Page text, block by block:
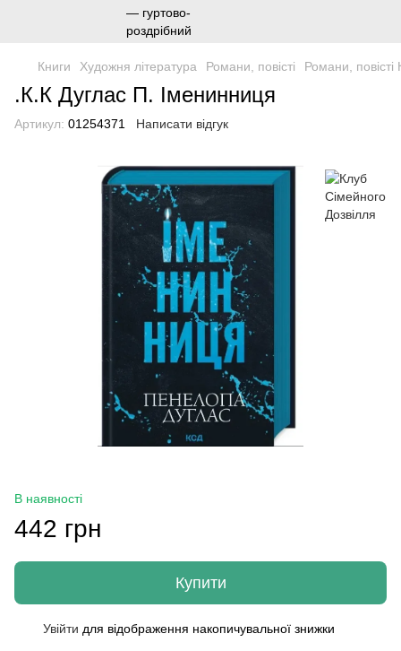
Книги Художня література Романи, повісті Романи,
.К.К Дуглас П. Іменинниця
Артикул: 01254371 Написати відгук
В наявності
442 грн
Купити
Увійти для відображення накопичувальної знижки